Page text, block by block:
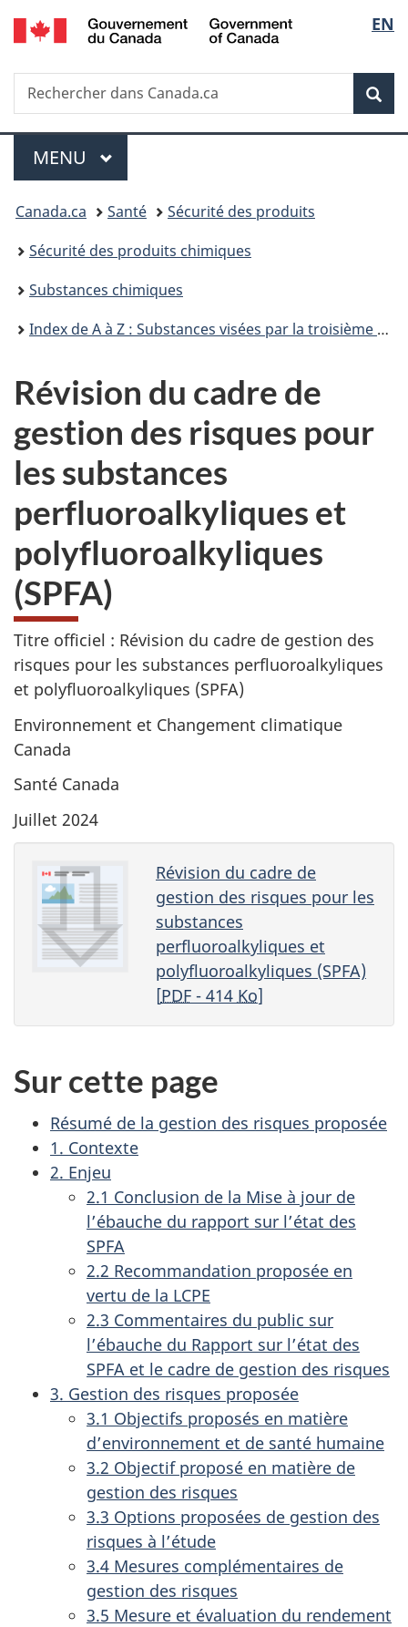
Passer
au
principal
Passer
à
Au
du
Passer
à
version
simplifiée
de
la
EN
Recherche
Rechercher
dans
Menu
MENU PRINCIPAL
Vous
êtes
ici :
Canada.ca Santé
Sécurité des produits
Sécurité des produits chimiques
Substances chimiques
Index de A à Z : Substances visées par la troisième phase du Plan de gestion des produits chimiques
Révision du cadre de
gestion des risques pour
les substances
perfluoroalkyliques et
polyfluoroalkyliques
(SPFA)
Titre officiel : Révision du cadre de gestion des
risques pour les substances perfluoroalkyliques
et polyfluoroalkyliques (SPFA)
Environnement et Changement climatique
Canada
Santé Canada
Juillet 2024
Révision du cadre de
gestion des risques pour les
substances
perfluoroalkyliques et
polyfluoroalkyliques (SPFA)
[PDF- 414 Ko]
Sur cette page
Résumé de la gestion des risques proposée
1. Contexte
2. Enjeu
2.1 Conclusion de la Mise à jour de
l’ébauche du rapport sur l’état des
SPFA
2.2 Recommandation proposée en
vertu de la LCPE
2.3 Commentaires du public sur
l’ébauche du Rapport sur l’état des
SPFA et le cadre de gestion des risques
3. Gestion des risques proposée
3.1 Objectifs proposés en matière
d’environnement et de santé humaine
3.2 Objectif proposé en matière de
gestion des risques
3.3 Options proposées de gestion des
risques à l’étude
3.4 Mesures complémentaires de
gestion des risques
3.5 Mesure et évaluation du rendement